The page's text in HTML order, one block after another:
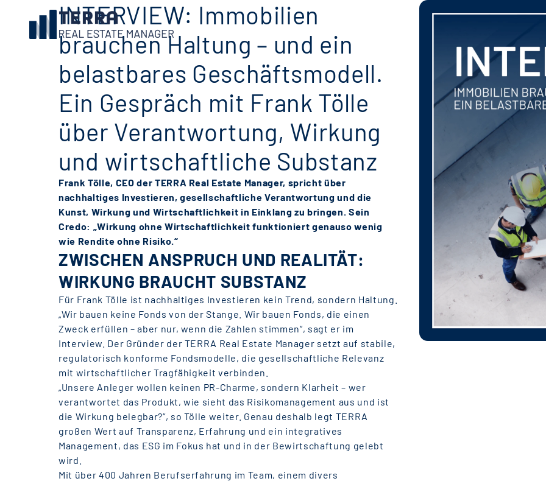
INTERVIEW: Immobilien
brauchen Haltung – und ein
belastbares Geschäftsmodell.
Ein Gespräch mit Frank Tölle
über Verantwortung, Wirkung
und wirtschaftliche Substanz
Frank Tölle, CEO der TERRA Real Estate Manager, spricht über
nachhaltiges Investieren, gesellschaftliche Verantwortung und die
Kunst, Wirkung und Wirtschaftlichkeit in Einklang zu bringen. Sein
Credo: „Wirkung ohne Wirtschaftlichkeit funktioniert genauso wenig
wie Rendite ohne Risiko.“
ZWISCHEN ANSPRUCH UND REALITÄT:
WIRKUNG BRAUCHT SUBSTANZ
Für Frank Tölle ist nachhaltiges Investieren kein Trend, sondern Haltung.
„Wir bauen keine Fonds von der Stange. Wir bauen Fonds, die einen
Zweck erfüllen – aber nur, wenn die Zahlen stimmen“, sagt er im
Interview. Der Gründer der TERRA Real Estate Manager setzt auf stabile,
regulatorisch konforme Fondsmodelle, die gesellschaftliche Relevanz
mit wirtschaftlicher Tragfähigkeit verbinden.
„Unsere Anleger wollen keinen PR-Charme, sondern Klarheit – wer
verantwortet das Produkt, wie sieht das Risikomanagement aus und ist
die Wirkung belegbar?“, so Tölle weiter. Genau deshalb legt TERRA
großen Wert auf Transparenz, Erfahrung und ein integratives
Management, das ESG im Fokus hat und in der Bewirtschaftung gelebt
wird.
Mit über 400 Jahren Berufserfahrung im Team, einem divers